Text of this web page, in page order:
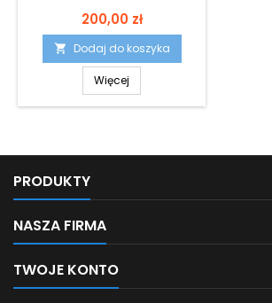
Cena
200,00 zł
 Dodaj do koszyka
Więcej
PRODUKTY
NASZA FIRMA
TWOJE KONTO